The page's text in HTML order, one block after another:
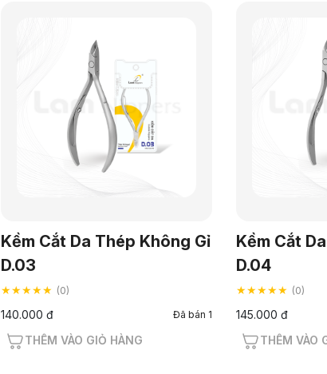
Kềm Cắt Da Thép Không Gỉ
D.03
★★★★★ (0)
140.000 đ Đã bán 1
THÊM VÀO GIỎ HÀNG
Kềm Cắt
D.04
★★★★★ (0)
145.000 đ
THÊM VÀO